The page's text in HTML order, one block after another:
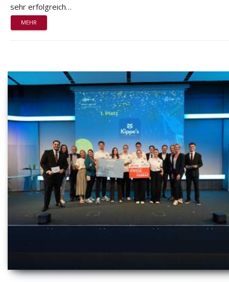
sehr erfolgreich…
MEHR